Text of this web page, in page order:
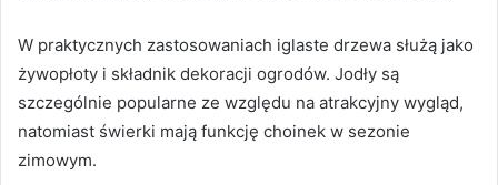
W praktycznych zastosowaniach iglaste drzewa służą jako
żywopłoty i składnik dekoracji ogrodów. Jodły są
szczególnie popularne ze względu na atrakcyjny wygląd,
natomiast świerki mają funkcję choinek w sezonie
zimowym.